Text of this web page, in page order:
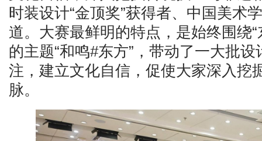
时装设计“金顶奖”获得者、中国美术
道。大赛最鲜明的特点，是始终围绕“
的主题“和鸣#东方”，带动了一大批
注，建立文化自信，促使大家深入挖
脉。